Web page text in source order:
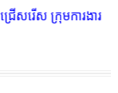
រងារ នៅតាមបណ្ត